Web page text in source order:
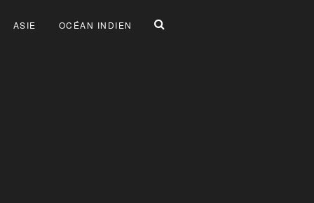
ASIE OCÉAN INDIEN